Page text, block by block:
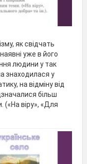
як свідчать
уже в його
людини у так
знаходилася у
на відміну від
більш
(«На віру», «Для